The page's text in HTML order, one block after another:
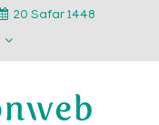
20 Safar 1448